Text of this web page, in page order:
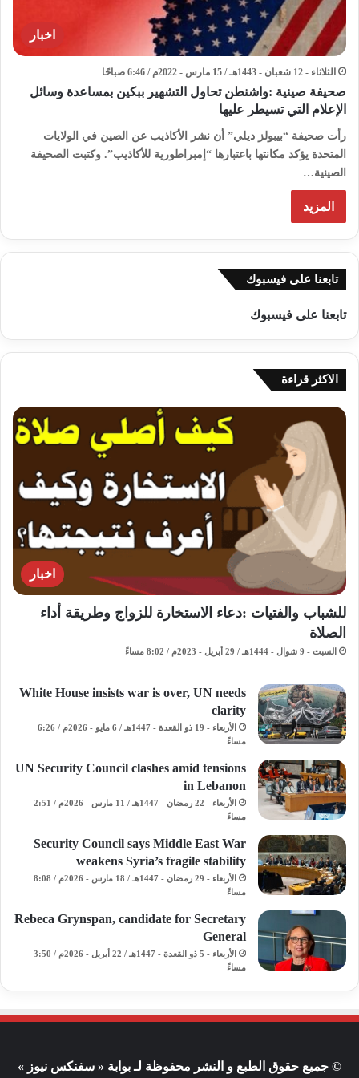
اخبار
الثلاثاء - 12 شعبان - 1443هـ / 15 مارس - 2022م / 6:46 صباحًا
صحيفة صينية :واشنطن تحاول التشهير ببكين بمساعدة وسائل
الإعلام التي تسيطر عليها
رأت صحيفة “بيبولز ديلي” أن نشر الأكاذيب عن الصين في الولايات
المتحدة يؤكد مكانتها باعتبارها “إمبراطورية للأكاذيب”. وكتبت الصحيفة
الصينية…
المزيد
تابعنا على فيسبوك
تابعنا على فيسبوك
الاكثر قراءة
اخبار
للشباب والفتيات :دعاء الاستخارة للزواج وطريقة أداء
الصلاة
السبت - 9 شوال - 1444هـ / 29 أبريل - 2023م / 8:02 مساءً
White House insists war is over, UN needs
clarity
الأربعاء - 19 ذو القعدة - 1447هـ / 6 مايو - 2026م / 6:26
مساءً
UN Security Council clashes amid tensions
in Lebanon
الأربعاء - 22 رمضان - 1447هـ / 11 مارس - 2026م / 2:51
مساءً
Security Council says Middle East War
weakens Syria’s fragile stability
الأربعاء - 29 رمضان - 1447هـ / 18 مارس - 2026م / 8:08
مساءً
Rebeca Grynspan, candidate for Secretary
General
الأربعاء - 5 ذو القعدة - 1447هـ / 22 أبريل - 2026م / 3:50
مساءً
© جميع حقوق الطبع و النشر محفوظة لـ بوابة « سفنكس نيوز »